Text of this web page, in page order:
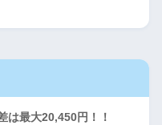
は最大20,450円！！